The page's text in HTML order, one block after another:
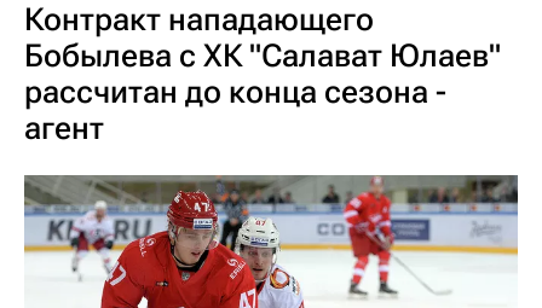
Контракт нападающего
Бобылева с ХК "Салават Юлаев"
рассчитан до конца сезона -
агент